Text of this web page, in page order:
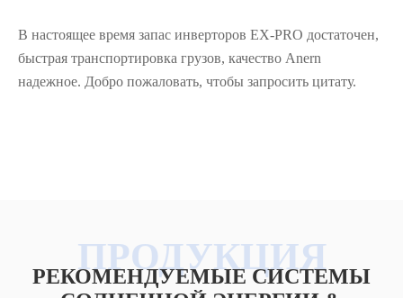
В настоящее время запас инверторов EX-PRO достаточен,
быстрая транспортировка грузов, качество Anern
надежное. Добро пожаловать, чтобы запросить цитату.
РЕКОМЕНДУЕМЫЕ СИСТЕМЫ